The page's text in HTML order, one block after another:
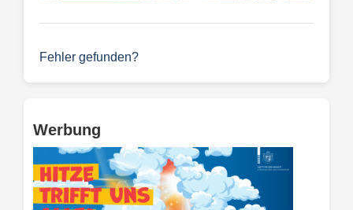
Fehler gefunden?
Werbung